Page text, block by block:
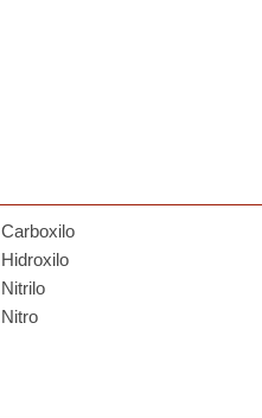
Carboxilo
Hidroxilo
Nitrilo
Nitro